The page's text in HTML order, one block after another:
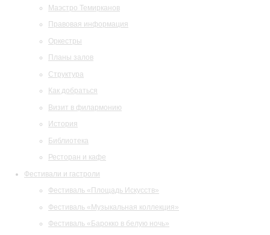
Маэстро Темирканов
Правовая информация
Оркестры
Планы залов
Структура
Как добраться
Визит в филармонию
История
Библиотека
Ресторан и кафе
Фестивали и гастроли
Фестиваль «Площадь Искусств»
Фестиваль «Музыкальная коллекция»
Фестиваль «Барокко в белую ночь»